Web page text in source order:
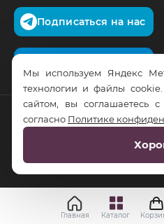
Подписаться на нас
© RusTrus. 2011-2026. Все
RS Digital
Главная Каталог
Мы используем Яндекс
технологии и файлы
сайтом, вы соглашаетесь
согласно Политике